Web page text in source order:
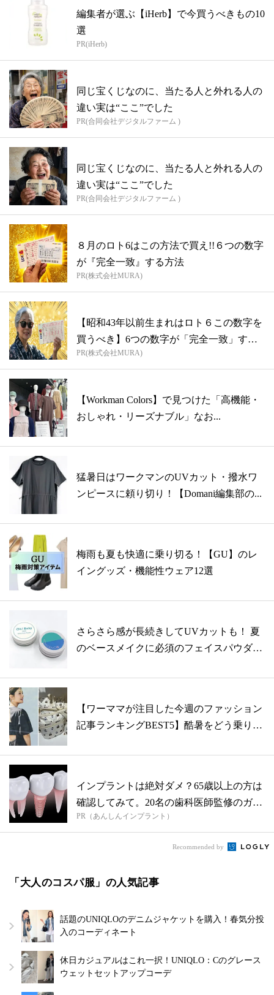
編集者が選ぶ【iHerb】で今買うべきもの10
選
PR(iHerb)
同じ宝くじなのに、当たる人と外れる人の
違い実は“ここ”でした
PR(合同会社デジタルファーム )
同じ宝くじなのに、当たる人と外れる人の
違い実は“ここ”でした
PR(合同会社デジタルファーム )
８月のロト6はこの方法で買え!!６つの数字
が『完全一致』する方法
PR(株式会社MURA)
【昭和43年以前生まれはロト６この数字を
買うべき】6つの数字が「完全一致」する
方...
PR(株式会社MURA)
【Workman Colors】で見つけた「高機能・
おしゃれ・リーズナブル」なお...
猛暑日はワークマンのUVカット・撥水ワ
ンピースに頼り切り！【Domani編集部の...
梅雨も夏も快適に乗り切る！【GU】のレ
イングッズ・機能性ウェア12選
さらさら感が長続きしてUVカットも！ 夏
のベースメイクに必須のフェイスパウダー
【ワーママが注目した今週のファッション
記事ランキングBEST5】酷暑をどう乗り
インプラントは絶対ダメ？65歳以上の方は
確認してみて。20名の歯科医師監修のガ
イ...
PR（あんしんインプラント）
Recommended by
「大人のコスパ服」の人気記事
話題のUNIQLOのデニムジャケットを購入！春気分投
入のコーディネート
休日カジュアルはこれ一択！UNIQLO：Cのグレース
ウェットセットアップコーデ